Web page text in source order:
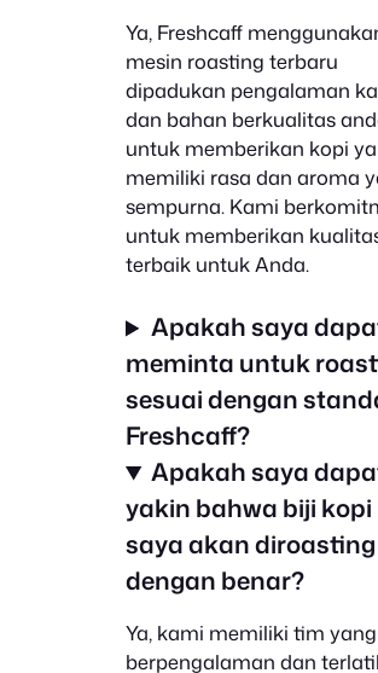
Ya, Freshcaff
mesin roasting terbaru
dipadukan pengalaman
dan bahan berkualitas
untuk memberikan kopi
memiliki rasa dan aroma
sempurna. Kami
untuk memberikan
terbaik untuk Anda.
Apakah saya
meminta untuk
sesuai dengan
Freshcaff?
Apakah saya
yakin bahwa biji kopi
saya akan diroasting
dengan benar?
Ya, kami memiliki tim yang
berpengalaman dan